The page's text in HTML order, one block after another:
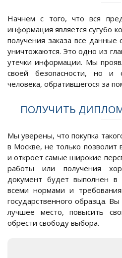
Начнем с того, что вся
информация является сугубо
получения заказа все
уничтожаются. Это одно из
утечки информации. Мы
своей безопасности, но и
человека, обратившегося за
ПОЛУЧИТЬ
Мы уверены, что покупка
в Москве, не только позволит
и откроет самые широкие
работы или получения
документ будет выполнен в
всеми нормами и
государственного образца.
лучшее место, повысить
обрести свободу выбора.